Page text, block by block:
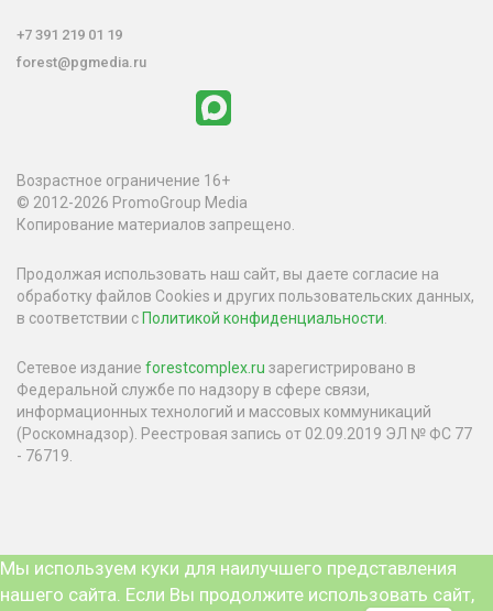
+7 391 219 01 19
forest@pgmedia.ru
Возрастное ограничение 16+
© 2012-2026 PromoGroup Media
Копирование материалов запрещено.
Продолжая использовать наш сайт, вы даете согласие на
обработку файлов Cookies и других пользовательских данных,
в соответствии с Политикой конфиденциальности
Сетевое издание forestcomplex.ru зарегистрировано в
Федеральной службе по надзору в сфере связи,
информационных технологий и массовых коммуникаций
(Роскомнадзор). Реестровая запись от 02.09.2019 ЭЛ № ФС 77
- 76719.
Мы используем куки для наилучшего представления
нашего сайта. Если Вы продолжите использовать сайт,